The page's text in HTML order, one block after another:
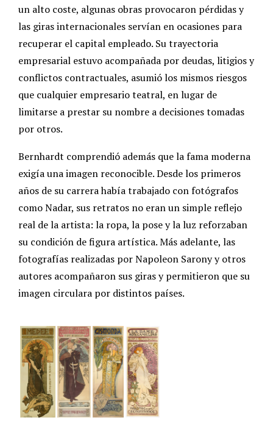
un alto coste, algunas obras provocaron pérdidas y
las giras internacionales servían en ocasiones para
recuperar el capital empleado. Su trayectoria
empresarial estuvo acompañada por deudas, litigios y
conflictos contractuales, asumió los mismos riesgos
que cualquier empresario teatral, en lugar de
limitarse a prestar su nombre a decisiones tomadas
por otros.
Bernhardt comprendió además que la fama moderna
exigía una imagen reconocible. Desde los primeros
años de su carrera había trabajado con fotógrafos
como Nadar, sus retratos no eran un simple reflejo
real de la artista: la ropa, la pose y la luz reforzaban
su condición de figura artística. Más adelante, las
fotografías realizadas por Napoleon Sarony y otros
autores acompañaron sus giras y permitieron que su
imagen circulara por distintos países.